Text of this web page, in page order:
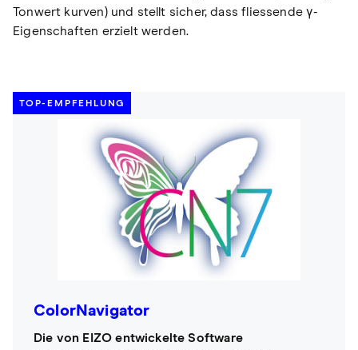
Tonwert kurven) und stellt sicher, dass fliessende γ-
Eigenschaften erzielt werden.
TOP-EMPFEHLUNG
ColorNavigator
Die von EIZO entwickelte Software